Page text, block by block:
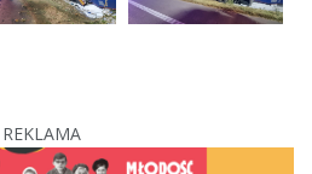
REKLAMA